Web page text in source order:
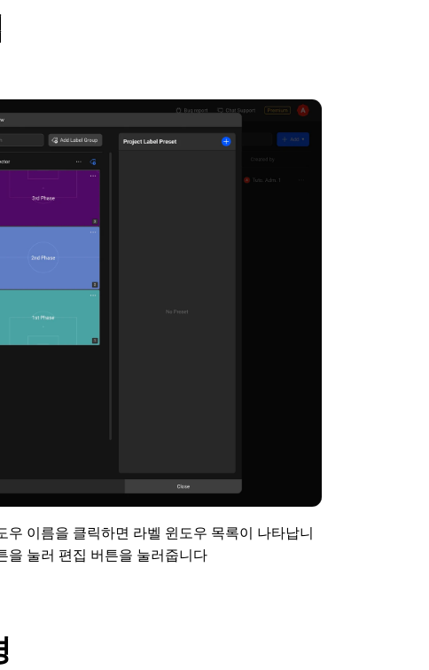
이름을 클릭하면 라벨 윈도우 목록이 나타납니
을 눌러 편집 버튼을 눌러줍니다